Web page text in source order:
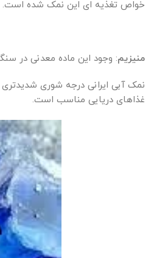
خواص تغذیه ای این نمک شده است.
منیزیم: وجود این ماده معدنی در
نمک آبی ایرانی درجه شوری شدیدتری
غذاهای دریایی مناسب است.